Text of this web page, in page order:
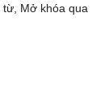
Mở khóa qua